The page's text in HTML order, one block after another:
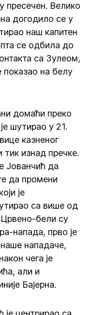
пресечен. Велико
догодило се у
наш капитен
се одбила до
са Зулеом,
показао на белу
домаћи преко
шутирао у 21.
казненог
изнад пречке.
Јованчић да
да промени
је
са више од
бели су
напада, прво је
нападаче,
чега је
али и
Бајерна.